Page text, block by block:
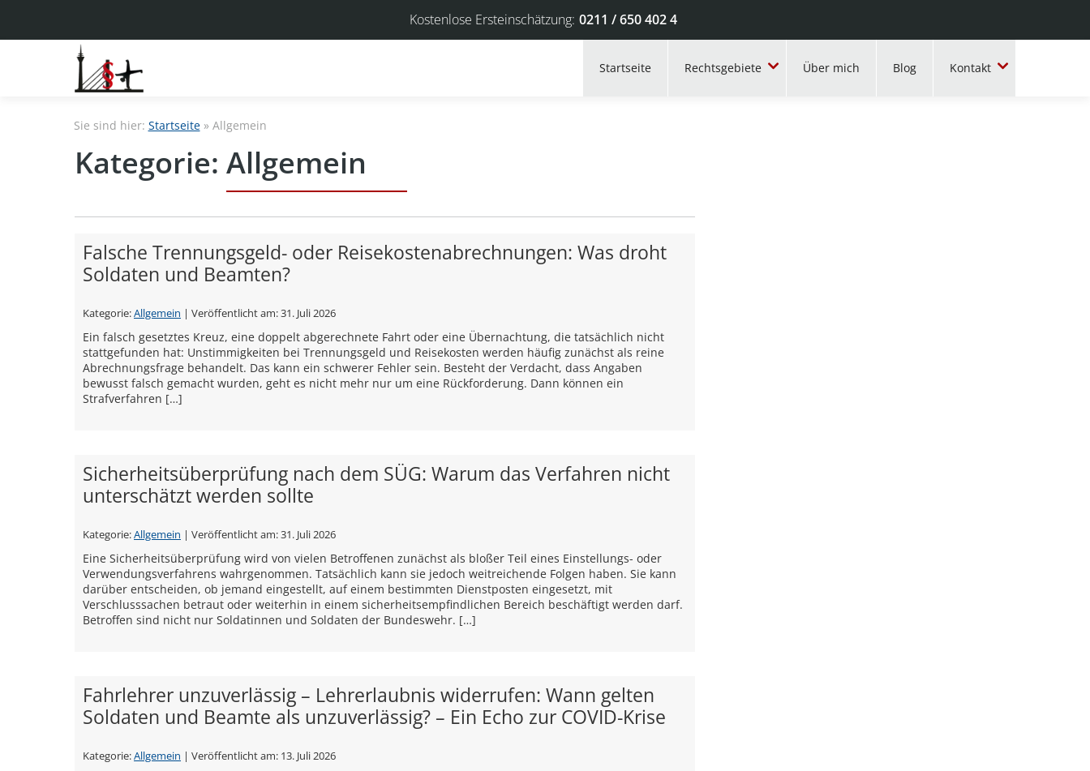
Kostenlose Ersteinschätzung: 0211 / 650 402 4
Startseite Rechtsgebiete Über mich Blog Kontakt
Sie sind hier: Startseite» Allgemein
Kategorie: Allgemein
Falsche Trennungsgeld- oder Reisekostenabrechnungen: Was droht
Soldaten und Beamten?
Kategorie:Allgemein | Veröffentlicht am:31. Juli 2026
Ein falsch gesetztes Kreuz, eine doppelt abgerechnete Fahrt oder eine Übernachtung, die tatsächlich nicht
stattgefunden hat: Unstimmigkeiten bei Trennungsgeld und Reisekosten werden häufig zunächst als reine
Abrechnungsfrage behandelt. Das kann ein schwerer Fehler sein. Besteht der Verdacht, dass Angaben
bewusst falsch gemacht wurden, geht es nicht mehr nur um eine Rückforderung. Dann können ein
Strafverfahren […]
Sicherheitsüberprüfung nach dem SÜG: Warum das Verfahren nicht
unterschätzt werden sollte
Kategorie:Allgemein | Veröffentlicht am:31. Juli 2026
Eine Sicherheitsüberprüfung wird von vielen Betroffenen zunächst als bloßer Teil eines Einstellungs- oder
Verwendungsverfahrens wahrgenommen. Tatsächlich kann sie jedoch weitreichende Folgen haben. Sie kann
darüber entscheiden, ob jemand eingestellt, auf einem bestimmten Dienstposten eingesetzt, mit
Verschlusssachen betraut oder weiterhin in einem sicherheitsempfindlichen Bereich beschäftigt werden darf.
Betroffen sind nicht nur Soldatinnen und Soldaten der Bundeswehr. […]
Fahrlehrer unzuverlässig – Lehrerlaubnis widerrufen: Wann gelten
Soldaten und Beamte als unzuverlässig? – Ein Echo zur COVID-Krise
Kategorie:Allgemein | Veröffentlicht am: 13. Juli 2026